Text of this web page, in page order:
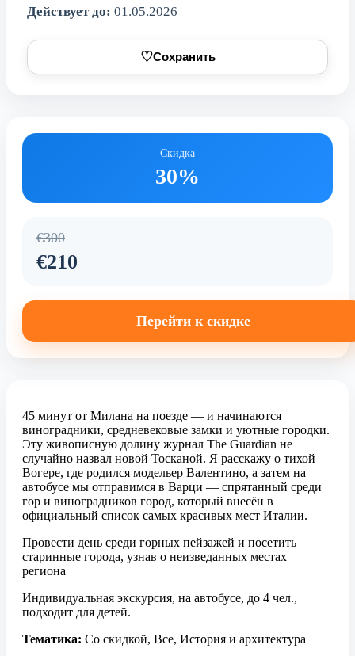
Действует до: 01.05.2026
♡Сохранить
Скидка
30%
€300
€210
Перейти к скидке
45 минут от Милана на поезде — и начинаются
виноградники, средневековые замки и уютные городки.
Эту живописную долину журнал The Guardian не
случайно назвал новой Тосканой. Я расскажу о тихой
Вогере, где родился модельер Валентино, а затем на
автобусе мы отправимся в Варци — спрятанный среди
гор и виноградников город, который внесён в
официальный список самых красивых мест Италии.
Провести день среди горных пейзажей и посетить
старинные города, узнав о неизведанных местах
региона
Индивидуальная экскурсия, на автобусе, до 4 чел.,
подходит для детей.
Тематика: Со скидкой, Все, История и архитектура